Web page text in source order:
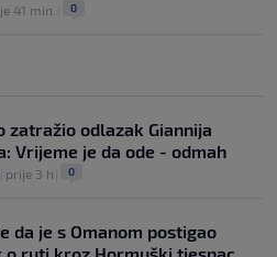
41 min. 0
zatražio odlazak Giannija
Vrijeme je da ode - odmah
prije 3 h 0
da je s Omanom postigao